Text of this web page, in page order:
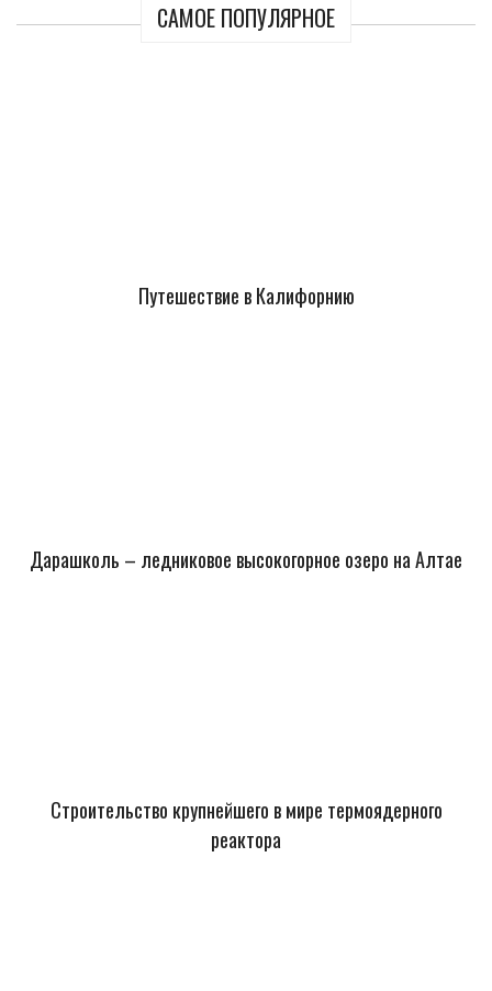
САМОЕ ПОПУЛЯРНОЕ
Путешествие в Калифорнию
Дарашколь – ледниковое высокогорное озеро на Алтае
Строительство крупнейшего в мире термоядерного
реактора